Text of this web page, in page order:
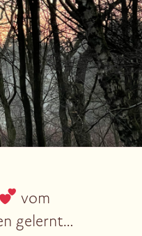
vom
gelernt…